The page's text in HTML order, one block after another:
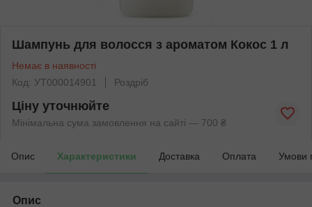
Шампунь для волосся з ароматом Кокос 1 л
Немає в наявності
Код: УТ000014901
Роздріб
Ціну уточнюйте
Мінімальна сума замовлення на сайті — 700 ₴
Опис Характеристики Доставка Оплата Умови
Опис